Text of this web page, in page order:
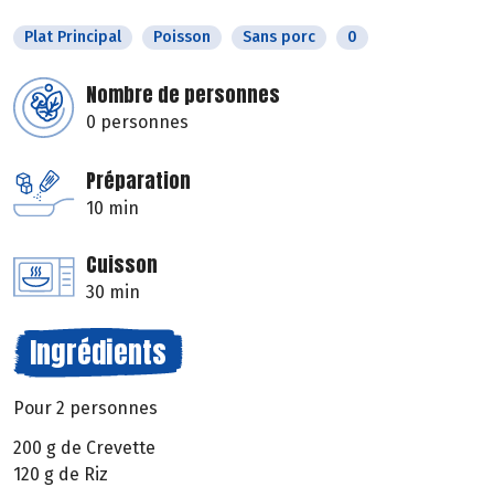
Plat Principal Poisson Sans porc 0
Nombre de personnes
0 personnes
Préparation
10 min
Cuisson
30 min
Ingrédients
Pour 2 personnes
200 g de Crevette
120 g de Riz